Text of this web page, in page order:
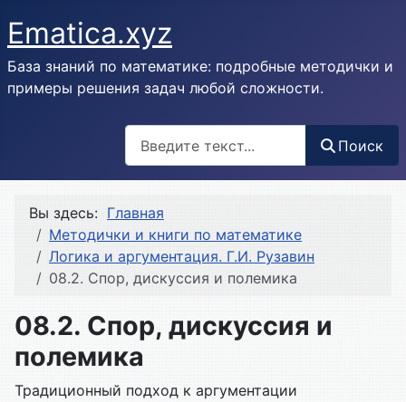
Ematica.xyz
База знаний по математике: подробные методички и
примеры решения задач любой сложности.
Поиск
Вы здесь: Главная
Методички и книги по математике
Логика и аргументация. Г.И. Рузавин
08.2. Спор, дискуссия и полемика
08.2. Спор, дискуссия и
полемика
Традиционный подход к аргументации